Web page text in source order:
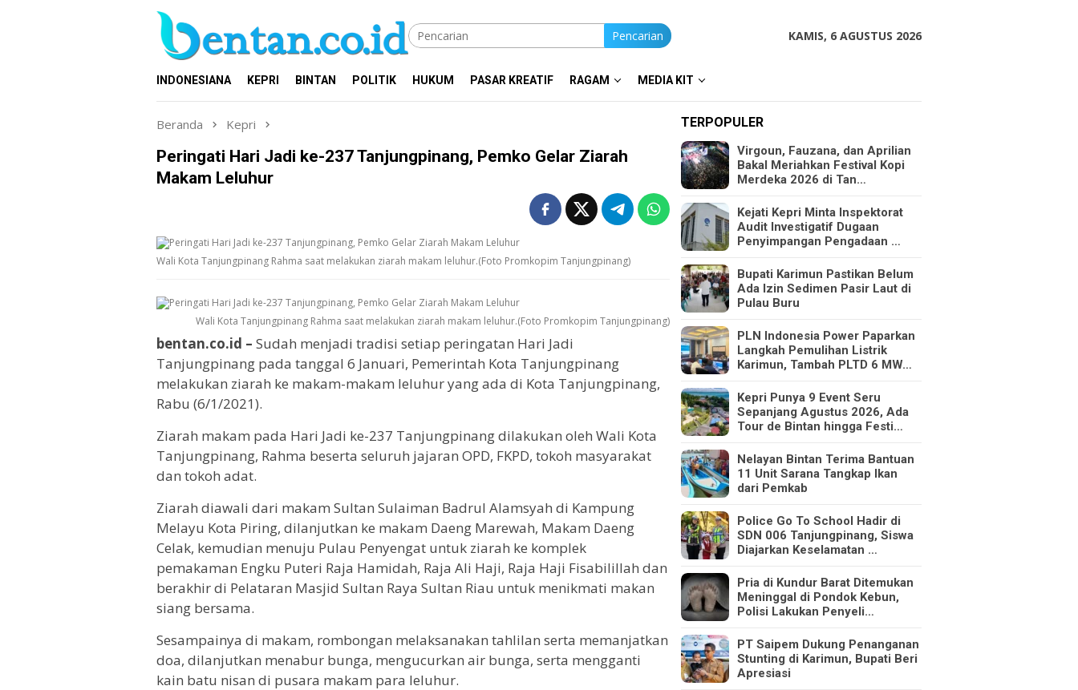
Pencarian KAMIS, 6 AGUSTUS 2026
INDONESIANA KEPRI BINTAN POLITIK HUKUM PASAR KREATIF RAGAM MEDIA KIT
Beranda Kepri
Peringati Hari Jadi ke-237 Tanjungpinang, Pemko Gelar Ziarah
Makam Leluhur
Wali Kota Tanjungpinang Rahma saat melakukan ziarah makam leluhur.(Foto Promkopim Tanjungpinang)
Wali Kota Tanjungpinang Rahma saat melakukan ziarah makam leluhur.(Foto Promkopim Tanjungpinang)
bentan.co.id – Sudah menjadi tradisi setiap peringatan Hari Jadi
Tanjungpinang pada tanggal 6 Januari, Pemerintah Kota Tanjungpinang
melakukan ziarah ke makam-makam leluhur yang ada di Kota Tanjungpinang,
Rabu (6/1/2021).
Ziarah makam pada Hari Jadi ke-237 Tanjungpinang dilakukan oleh Wali Kota
Tanjungpinang, Rahma beserta seluruh jajaran OPD, FKPD, tokoh masyarakat
dan tokoh adat.
Ziarah diawali dari makam Sultan Sulaiman Badrul Alamsyah di Kampung
Melayu Kota Piring, dilanjutkan ke makam Daeng Marewah, Makam Daeng
Celak, kemudian menuju Pulau Penyengat untuk ziarah ke komplek
pemakaman Engku Puteri Raja Hamidah, Raja Ali Haji, Raja Haji Fisabilillah dan
berakhir di Pelataran Masjid Sultan Raya Sultan Riau untuk menikmati makan
siang bersama.
Sesampainya di makam, rombongan melaksanakan tahlilan serta memanjatkan
doa, dilanjutkan menabur bunga, mengucurkan air bunga, serta mengganti
kain batu nisan di pusara makam para leluhur.
TERPOPULER
Virgoun, Fauzana, dan Aprilian
Bakal Meriahkan Festival Kopi
Merdeka 2026 di Tan…
Kejati Kepri Minta Inspektorat
Audit Investigatif Dugaan
Penyimpangan Pengadaan …
Bupati Karimun Pastikan Belum
Ada Izin Sedimen Pasir Laut di
Pulau Buru
PLN Indonesia Power Paparkan
Langkah Pemulihan Listrik
Karimun, Tambah PLTD 6 MW…
Kepri Punya 9 Event Seru
Sepanjang Agustus 2026, Ada
Tour de Bintan hingga Festi…
Nelayan Bintan Terima Bantuan
11 Unit Sarana Tangkap Ikan
dari Pemkab
Police Go To School Hadir di
SDN 006 Tanjungpinang, Siswa
Diajarkan Keselamatan …
Pria di Kundur Barat Ditemukan
Meninggal di Pondok Kebun,
Polisi Lakukan Penyeli…
PT Saipem Dukung Penanganan
Stunting di Karimun, Bupati Beri
Apresiasi